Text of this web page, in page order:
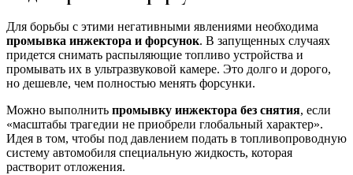
Для борьбы с этими негативными явлениями необходима
промывка инжектора и форсунок. В запущенных случаях
придется снимать распыляющие топливо устройства и
промывать их в ультразвуковой камере. Это долго и дорого,
но дешевле, чем полностью менять форсунки.
Можно выполнить промывку инжектора без снятия, если
«масштабы трагедии не приобрели глобальный характер».
Идея в том, чтобы под давлением подать в топливопроводную
систему автомобиля специальную жидкость, которая
растворит отложения.